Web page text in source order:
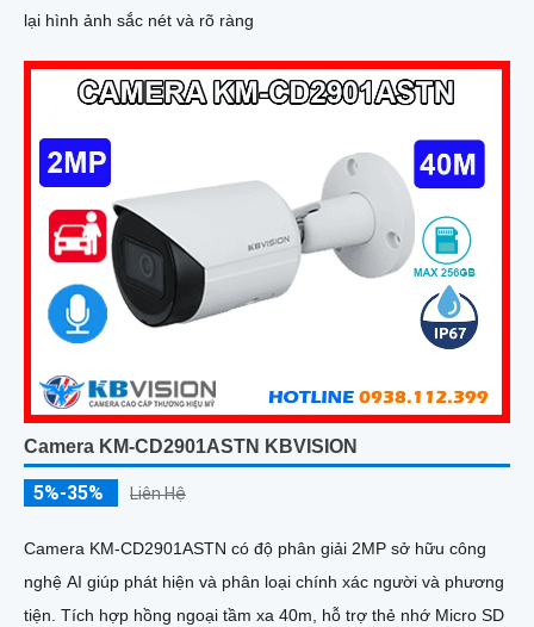
lại hình ảnh sắc nét và rõ ràng
Camera KM-CD2901ASTN KBVISION
5%-35% Liên Hệ
Camera KM-CD2901ASTN có độ phân giải 2MP sở hữu công
nghệ AI giúp phát hiện và phân loại chính xác người và phương
tiện. Tích hợp hồng ngoại tầm xa 40m, hỗ trợ thẻ nhớ Micro SD